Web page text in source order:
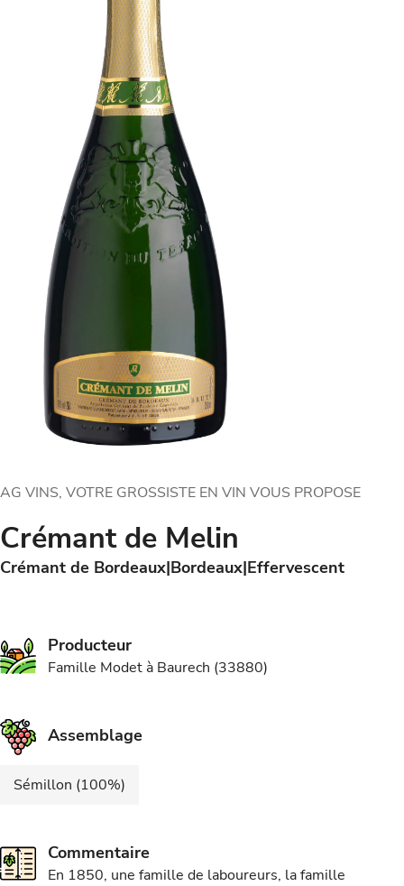
AG VINS, VOTRE GROSSISTE EN VIN VOUS PROPOSE
Crémant de Melin
Crémant de Bordeaux Bordeaux Effervescent
Producteur
Famille Modet à Baurech (33880)
Assemblage
Sémillon (100%)
Commentaire
En 1850, une famille de laboureurs, la famille